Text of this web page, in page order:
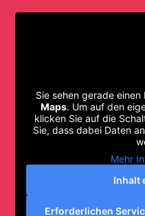
Sie sehen gerade
Maps. Um auf den
klicken Sie auf die
Sie, dass dabei Daten
Mehr
Inhalt
Erforderlichen